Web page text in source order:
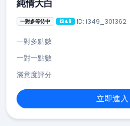
純情大白
一對多等待中 i349 ID: i349_301362
一對多點數
一對一點數
滿意度評分
立即進入